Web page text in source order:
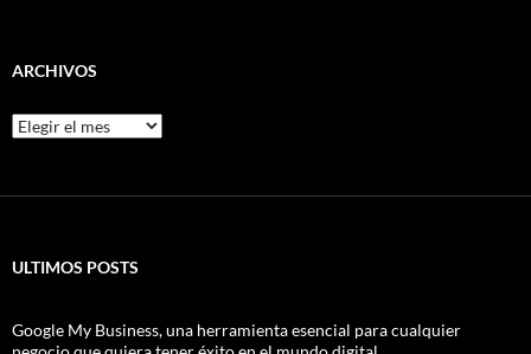
ARCHIVOS
Archivos
ULTIMOS POSTS
Google My Business, una herramienta esencial para cualquier